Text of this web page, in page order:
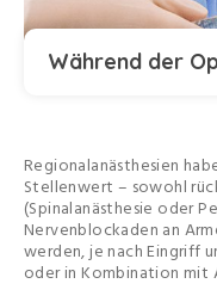
Während der
Regionalanästhesien
Stellenwert – sowohl
(Spinalanästhesie oder
Nervenblockaden an
werden, je nach Eingriff
oder in Kombination mit